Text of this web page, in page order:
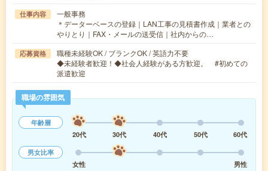
仕事内容
一般事務
＊データーベースの登録｜LAN工事の見積書作成｜業者との
やりとり｜FAX・メールの送受信｜社内からの…
応募資格
職種未経験OK / ブランクOK / 英語力不要
◆未経験者歓迎！◆社会人経験がある方歓迎。 #初めての
派遣歓迎
職場の雰囲気
年齢層
20代
30代 40代 50代
60代
男女比率
女性
男性